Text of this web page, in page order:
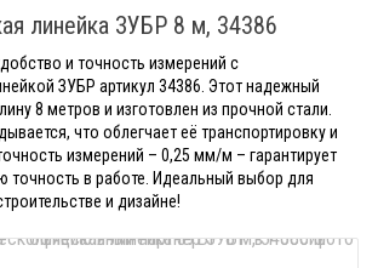
линейка ЗУБР 8 м, 34386
и точность измерений с
ЗУБР артикул 34386. Этот надежный
8 метров и изготовлен из прочной стали.
что облегчает её транспортировку и
измерений – 0,25 мм/м – гарантирует
точность в работе. Идеальный выбор для
и дизайне!